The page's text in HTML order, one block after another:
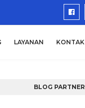
LAYANAN KONTAK
BLOG PARTNER